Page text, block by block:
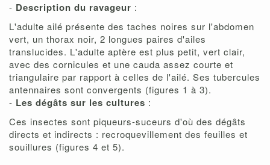
- Description du ravageur :
L'adulte ailé présente des taches noires sur l'abdomen
vert, un thorax noir, 2 longues paires d'ailes
translucides. L'adulte aptère est plus petit, vert clair,
avec des cornicules et une cauda assez courte et
triangulaire par rapport à celles de l'ailé. Ses tubercules
antennaires sont convergents (figures 1 à 3).
- Les dégâts sur les cultures :
Ces insectes sont piqueurs-suceurs d'où des dégâts
directs et indirects : recroquevillement des feuilles et
souillures (figures 4 et 5).